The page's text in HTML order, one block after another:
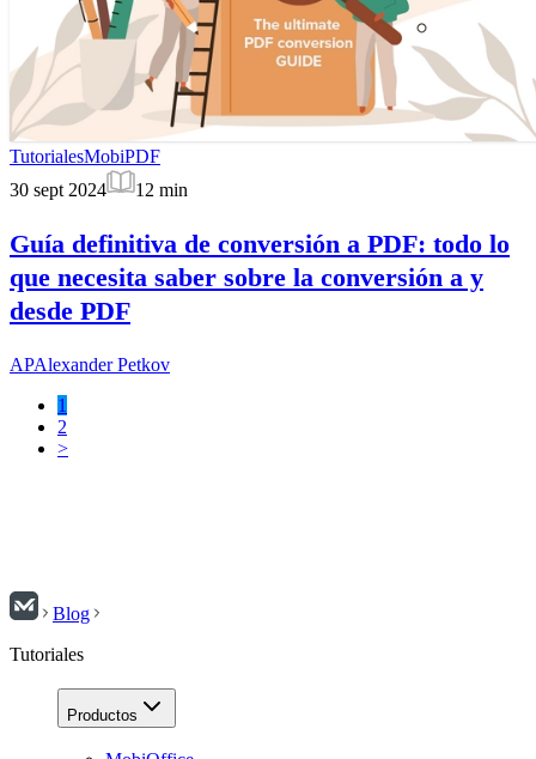
TutorialesMobiPDF
30 sept 2024
12 min
Guía definitiva de conversión a PDF: todo lo
que necesita saber sobre la conversión a y
desde PDF
APAlexander Petkov
1
2
>
Blog
Tutoriales
Productos